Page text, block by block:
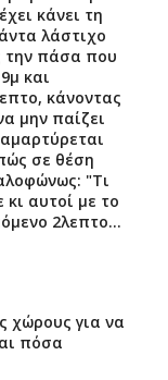
κάνει τη
λάστιχο
την πάσα που
και
κάνοντας
μην παίζει
σε θέση
"Τι
κι αυτοί με το
2λεπτο...
χώρους για να
πόσα